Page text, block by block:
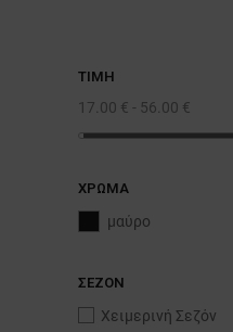
ΤΙΜΉ
17.00 € - 56.00 €
ΧΡΏΜΑ
μαύρο
ΣΕΖΟΝ
Χειμερινή Σεζόν